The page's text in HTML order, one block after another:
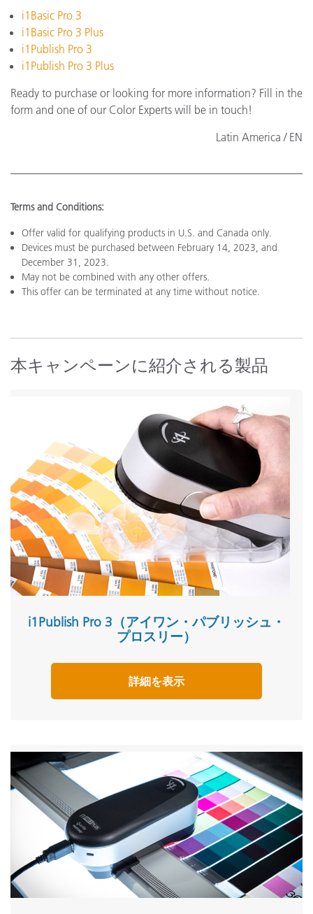
i1Basic Pro 3
i1Basic Pro 3 Plus
i1Publish Pro 3
i1Publish Pro 3 Plus
Ready to purchase or looking for more information? Fill in the
form and one of our Color Experts will be in touch!
Latin America / EN
Terms and Conditions:
Offer valid for qualifying products in U.S. and Canada only.
Devices must be purchased between February 14, 2023, and
December 31, 2023.
May not be combined with any other offers.
This offer can be terminated at any time without notice.
本キャンペーンに紹介される製品
i1Publish Pro 3（アイワン・パブリッシュ・
プロスリー）
詳細を表示